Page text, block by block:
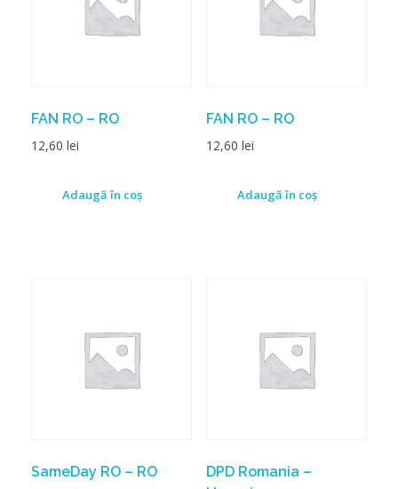
FAN RO – RO
12,60 lei
Adaugă în coș
FAN RO – RO
12,60 lei
Adaugă în coș
SameDay RO – RO
DPD Romania –